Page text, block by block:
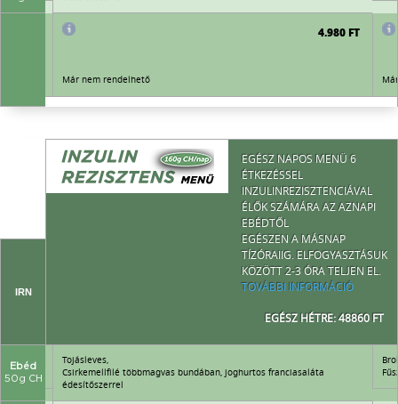
4.980 FT
Már nem rendelhető
EGÉSZ NAPOS MENÜ 6
ÉTKEZÉSSEL
INZULINREZISZTENCIÁVAL
ÉLŐK SZÁMÁRA AZ AZNAPI
EBÉDTŐL
EGÉSZEN A MÁSNAP
TÍZÓRAIIG. ELFOGYASZTÁSUK
KÖZÖTT 2-3 ÓRA TELJEN EL.
TOVÁBBI INFORMÁCIÓ
EGÉSZ HÉTRE: 48860 FT
IRN
Ebéd
50g CH
Tojásleves,
Csirkemellfilé többmagvas bundában, joghurtos franciasaláta
édesítőszerrel